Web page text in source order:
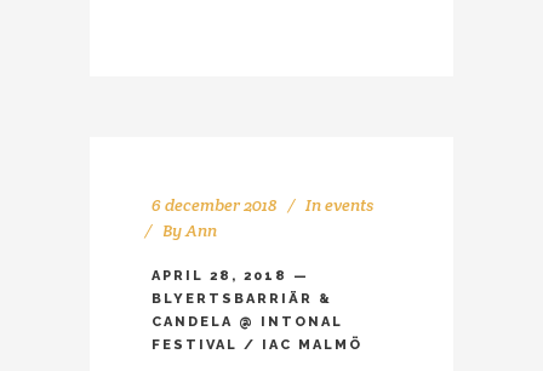
6 december 2018 Inevents
ByAnn
APRIL 28, 2018 —
BLYERTSBARRIÄR &
CANDELA @ INTONAL
FESTIVAL / IAC MALMÖ